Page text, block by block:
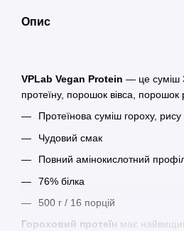
Опис
VPLab Vegan Protein — це суміш 3
протеїну, порошок вівса, порошок
Протеїнова суміш гороху, рису
Чудовий смак
Повний амінокислотний
76% білка
500 г / 16 порцій
Гороховий протеїн має